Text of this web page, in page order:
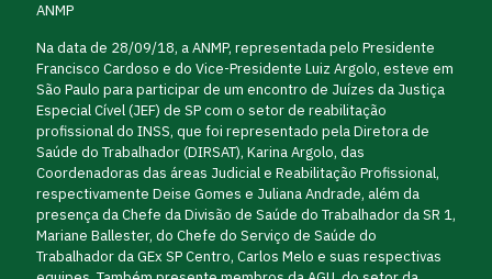
ANMP
Na data de 28/09/18, a ANMP, representada pelo Presidente
Francisco Cardoso e do Vice-Presidente Luiz Argolo, esteve em
São Paulo para participar de um encontro de Juízes da Justiça
Especial Cível (JEF) de SP com o setor de reabilitação
profissional do INSS, que foi representado pela Diretora de
Saúde do Trabalhador (DIRSAT), Karina Argolo, das
Coordenadoras das áreas Judicial e Reabilitação Profissional,
respectivamente Deise Gomes e Juliana Andrade, além da
presença da Chefe da Divisão de Saúde do Trabalhador da SR 1,
Mariane Ballester, do Chefe do Serviço de Saúde do
Trabalhador da GEx SP Centro, Carlos Melo e suas respectivas